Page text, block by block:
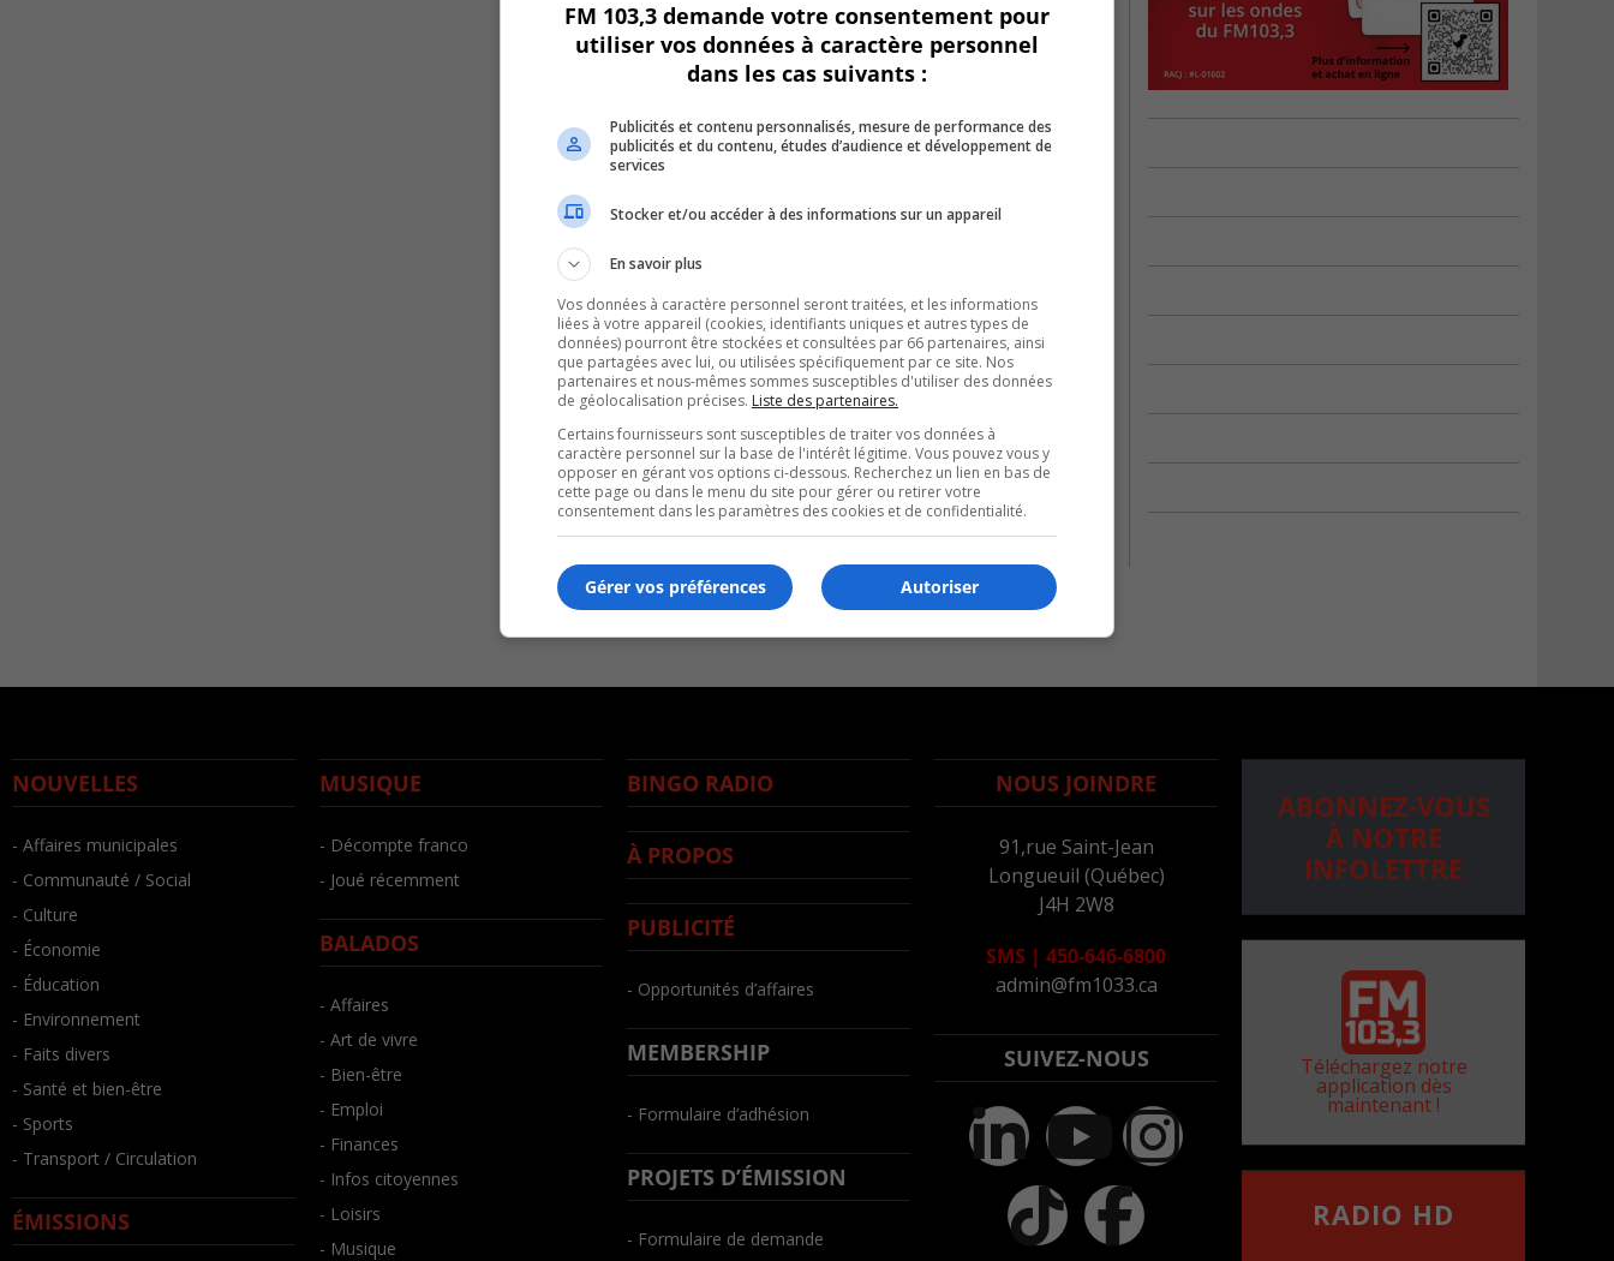
NOUVELLES
- Affaires municipales
- Communauté / Social
- Culture
- Économie
- Éducation
- Environnement
- Faits divers
- Santé et bien-être
- Sports
- Transport / Circulation
ÉMISSIONS
MUSIQUE
- Décompte franco
- Joué récemment
BALADOS
- Affaires
- Art de vivre
- Bien-être
- Emploi
- Finances
- Infos citoyennes
- Loisirs
- Musique
BINGO RADIO
À PROPOS
PUBLICITÉ
- Opportunités d’affaires
MEMBERSHIP
- Formulaire d’adhésion
PROJETS D’ÉMISSION
- Formulaire de demande
NOUS JOINDRE
91,rue Saint-Jean
Longueuil (Québec)
J4H 2W8
SMS | 450-646-6800
admin@fm1033.ca
SUIVEZ-NOUS
ABONNEZ-VOUS
À NOTRE
INFOLETTRE
Téléchargez notre
application dès
maintenant !
RADIO HD
FM 103,3 demande votre consentement pour
utiliser vos données à caractère personnel
dans les cas suivants :
Publicités et contenu personnalisés, mesure de performance des
publicités et du contenu, études d’audience et développement de
services
Stocker et/ou accéder à des informations sur un appareil
En savoir plus
Vos données à caractère personnel seront traitées, et les informations
liées à votre appareil (cookies, identifiants uniques et autres types de
données) pourront être stockées et consultées par 66 partenaires, ainsi
que partagées avec lui, ou utilisées spécifiquement par ce site. Nos
partenaires et nous-mêmes sommes susceptibles d'utiliser des données
de géolocalisation précises. Liste des partenaires.
Certains fournisseurs sont susceptibles de traiter vos données à
caractère personnel sur la base de l'intérêt légitime. Vous pouvez vous y
opposer en gérant vos options ci-dessous. Recherchez un lien en bas de
cette page ou dans le menu du site pour gérer ou retirer votre
consentement dans les paramètres des cookies et de confidentialité.
Autoriser
Gérer vos préférences